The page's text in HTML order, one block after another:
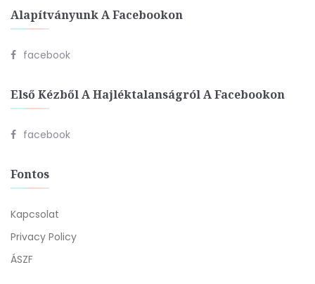
Alapítványunk A Facebookon
facebook
Első Kézből A Hajléktalanságról A Facebookon
facebook
Fontos
Kapcsolat
Privacy Policy
ÁSZF